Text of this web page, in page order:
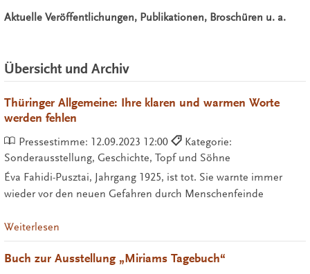
Aktuelle Veröffentlichungen, Publikationen, Broschüren u. a.
Übersicht und Archiv
Thüringer Allgemeine: Ihre klaren und warmen Worte
werden fehlen
Pressestimme: 12.09.2023 12:00
Kategorie:
Sonderausstellung, Geschichte, Topf und Söhne
Éva Fahidi-Pusztai, Jahrgang 1925, ist tot. Sie warnte immer
wieder vor den neuen Gefahren durch Menschenfeinde
Weiterlesen
Buch zur Ausstellung „Miriams Tagebuch“